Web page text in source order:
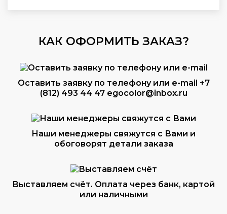
КАК ОФОРМИТЬ ЗАКАЗ?
Оставить заявку по телефону или e-mail +7
(812) 493 44 47 egocolor@inbox.ru
Наши менеджеры свяжутся с Вами и
обоговорят детали заказа
Выставляем счёт. Оплата через банк, картой
или наличными